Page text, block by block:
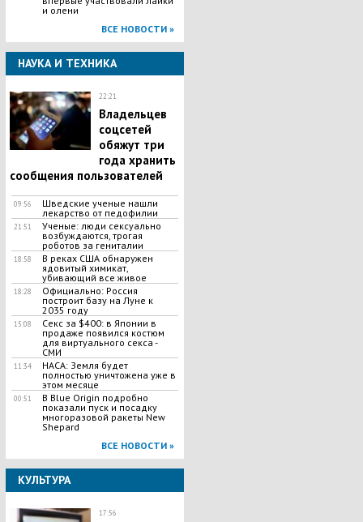
и олени
ВСЕ НОВОСТИ »
НАУКА И ТЕХНИКА
22:21
Владельцев
соцсетей
обяжут три
года хранить
сообщения пользователей
09:56
Шведские ученые нашли
лекарство от педофилии
21:51
Ученые: люди сексуально
возбуждаются, трогая
роботов за гениталии
18:58
В реках США обнаружен
ядовитый химикат,
убивающий все живое
18:28
Официально: Россия
построит базу на Луне к
2035 году
15:08
Секс за $400: в Японии в
продаже появился костюм
для виртуального секса -
СМИ
11:34
НАСА: Земля будет
полностью уничтожена уже в
этом месяце
00:51
В Blue Origin подробно
показали пуск и посадку
многоразовой ракеты New
Shepard
ВСЕ НОВОСТИ »
КУЛЬТУРА
17:56